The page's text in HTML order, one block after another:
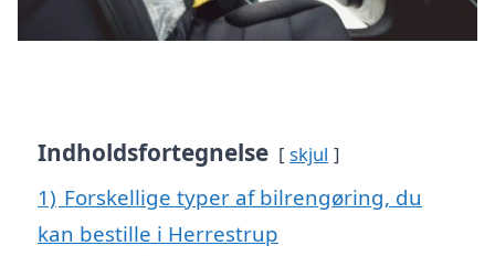
Indholdsfortegnelse skjul
1) Forskellige typer af bilrengøring, du
kan bestille i Herrestrup